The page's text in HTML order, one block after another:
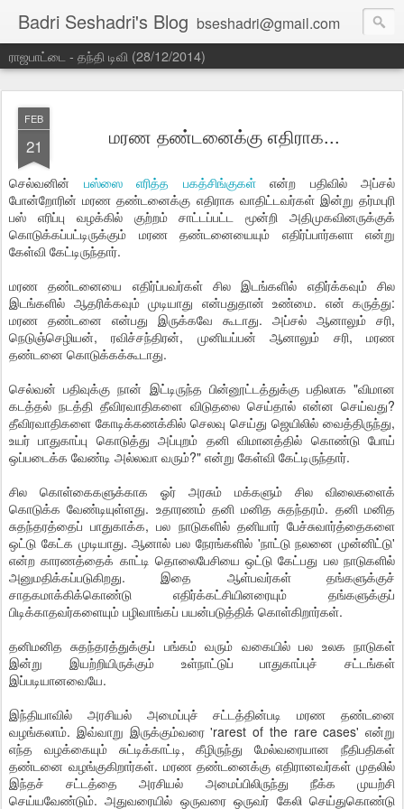
Badri Seshadri's Blog bseshadri@gmail.com
ராஜபாட்டை - தந்தி டிவி (28/12/2014)
FEB
21 மரண தண்டனைக்கு எதிராக...
செல்வனின் பஸ்ஸை எரித்த பகத்சிங்குகள்என்ற பதிவில் அப்சல்
போன்றோரின் மரண தண்டனைக்கு எதிராக வாதிட்டவர்கள் இன்று தர்மபுரி
பஸ் எரிப்பு வழக்கில் குற்றம் சாட்டப்பட்ட மூன்றி அதிமுகவினருக்குக்
கொடுக்கப்பட்டிருக்கும் மரண தண்டனையையும் எதிர்ப்பார்களா என்று
கேள்வி கேட்டிருந்தார்.
மரண தண்டனையை எதிர்ப்பவர்கள் சில இடங்களில் எதிர்க்கவும் சில
இடங்களில் ஆதரிக்கவும் முடியாது என்பதுதான் உண்மை. என் கருத்து:
மரண தண்டனை என்பது இருக்கவே கூடாது. அப்சல் ஆனாலும் சரி,
நெடுஞ்செழியன், ரவிச்சந்திரன், முனியப்பன் ஆனாலும் சரி, மரண
தண்டனை கொடுக்கக்கூடாது.
செல்வன் பதிவுக்கு நான் இட்டிருந்த பின்னூட்டத்துக்கு பதிலாக "விமான
கடத்தல் நடத்தி தீவிரவாதிகளை விடுதலை செய்தால் என்ன செய்வது?
தீவிரவாதிகளை கோடிக்கணக்கில் செலவு செய்து ஜெயிலில் வைத்திருந்து,
உயர் பாதுகாப்பு கொடுத்து அப்புறம் தனி விமானத்தில் கொண்டு போய்
ஒப்படைக்க வேண்டி அல்லவா வரும்?" என்று கேள்வி கேட்டிருந்தார்.
சில கொள்கைகளுக்காக ஓர் அரசும் மக்களும் சில விலைகளைக்
கொடுக்க வேண்டியுள்ளது. உதாரணம் தனி மனித சுதந்தரம். தனி மனித
சுதந்தரத்தைப் பாதுகாக்க, பல நாடுகளில் தனியார் பேச்சுவார்த்தைகளை
ஒட்டு கேட்க முடியாது. ஆனால் பல நேரங்களில் 'நாட்டு நலனை முன்னிட்டு'
என்ற காரணத்தைக் காட்டி தொலைபேசியை ஒட்டு கேட்பது பல நாடுகளில்
அனுமதிக்கப்படுகிறது. இதை ஆள்பவர்கள் தங்களுக்குச்
சாதகமாக்கிக்கொண்டு எதிர்க்கட்சியினரையும் தங்களுக்குப்
பிடிக்காதவர்களையும் பழிவாங்கப் பயன்படுத்திக் கொள்கிறார்கள்.
தனிமனித சுதந்தரத்துக்குப் பங்கம் வரும் வகையில் பல உலக நாடுகள்
இன்று இயற்றியிருக்கும் உள்நாட்டுப் பாதுகாப்புச் சட்டங்கள்
இப்படியானவையே.
இந்தியாவில் அரசியல் அமைப்புச் சட்டத்தின்படி மரண தண்டனை
வழங்கலாம். இவ்வாறு இருக்கும்வரை 'rarest of the rare cases' என்று
எந்த வழக்கையும் சுட்டிக்காட்டி, கீழிருந்து மேல்வரையான நீதிபதிகள்
தண்டனை வழங்குகிறார்கள். மரண தண்டனைக்கு எதிரானவர்கள் முதலில்
இந்தச் சட்டத்தை அரசியல் அமைப்பிலிருந்து நீக்க முயற்சி
செய்யவேண்டும். அதுவரையில் ஒருவரை ஒருவர் கேலி செய்துகொண்டு